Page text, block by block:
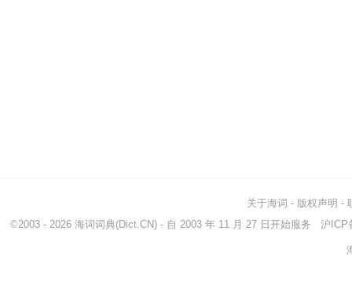
关于海词 - 版权声明 -
©2003 - 2026 海词词典(Dict.CN) - 自 2003 年 11 月 27 日开始服务 沪ICP